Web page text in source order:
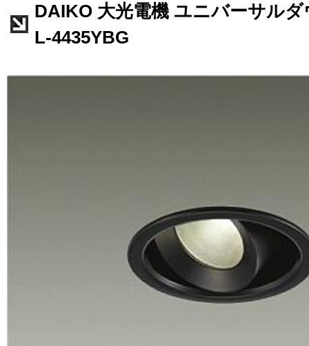
DAIKO 大光電機 ユニバーサル
L-4435YBG